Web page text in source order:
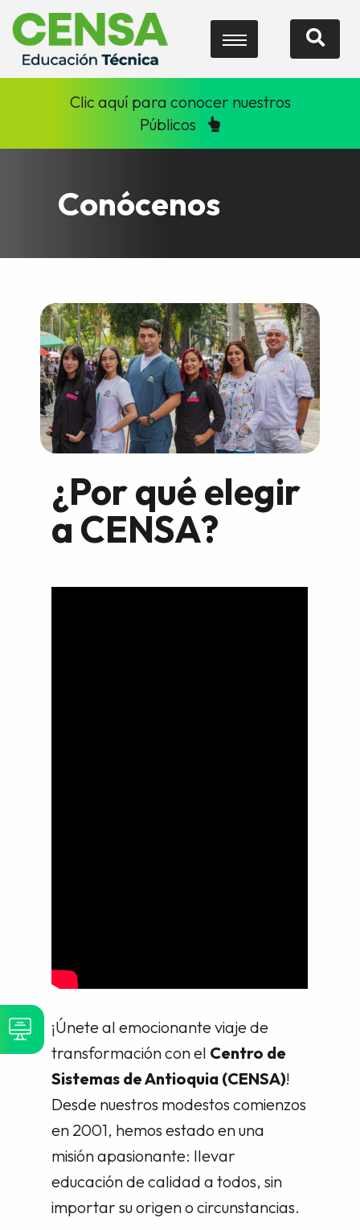
Clic aquí para conocer nuestros
Públicos
Conócenos
¿Por qué elegir
a CENSA?
¡Únete al emocionante viaje de
transformación con el Centro de
Sistemas de Antioquia (CENSA)!
Desde nuestros modestos comienzos
en 2001, hemos estado en una
misión apasionante: llevar
educación de calidad a todos, sin
importar su origen o circunstancias.